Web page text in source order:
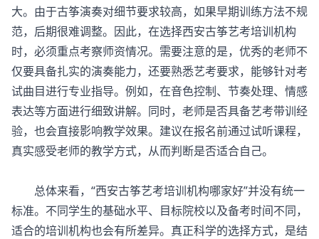
大。由于古筝演奏对细节要求较高，如果早期训练方法不规
范，后期很难调整。因此，在选择西安古筝艺考培训机构
时，必须重点考察师资情况。需要注意的是，优秀的老师不
仅要具备扎实的演奏能力，还要熟悉艺考要求，能够针对考
试曲目进行专业指导。例如，在音色控制、节奏处理、情感
表达等方面进行细致讲解。同时，老师是否具备艺考带训经
验，也会直接影响教学效果。建议在报名前通过试听课程，
真实感受老师的教学方式，从而判断是否适合自己。
总体来看，“西安古筝艺考培训机构哪家好”并没有统一
标准。不同学生的基础水平、目标院校以及备考时间不同，
适合的培训机构也会有所差异。真正科学的选择方式，是结